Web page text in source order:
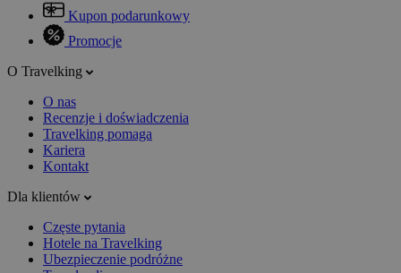
Kupon podarunkowy
Promocje
O Travelking
O nas
Recenzje i doświadczenia
Travelking pomaga
Kariera
Kontakt
Dla klientów
Częste pytania
Hotele na Travelking
Ubezpieczenie podróżne